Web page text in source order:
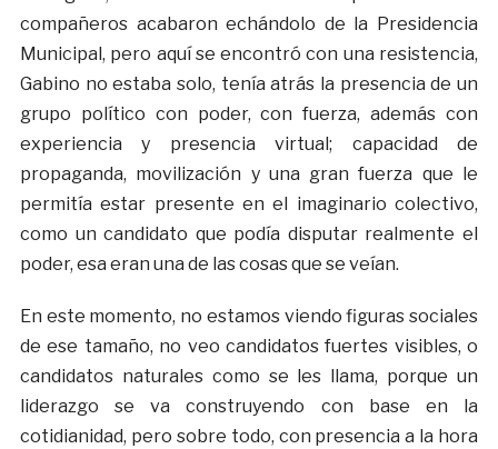
compañeros acabaron echándolo de la Presidencia
Municipal, pero aquí se encontró con una resistencia,
Gabino no estaba solo, tenía atrás la presencia de un
grupo político con poder, con fuerza, además con
experiencia y presencia virtual; capacidad de
propaganda, movilización y una gran fuerza que le
permitía estar presente en el imaginario colectivo,
como un candidato que podía disputar realmente el
poder, esa eran una de las cosas que se veían.
En este momento, no estamos viendo figuras sociales
de ese tamaño, no veo candidatos fuertes visibles, o
candidatos naturales como se les llama, porque un
liderazgo se va construyendo con base en la
cotidianidad, pero sobre todo, con presencia a la hora